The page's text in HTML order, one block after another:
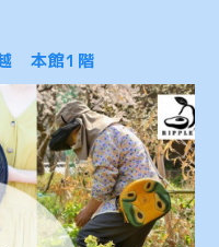
越 本館1階